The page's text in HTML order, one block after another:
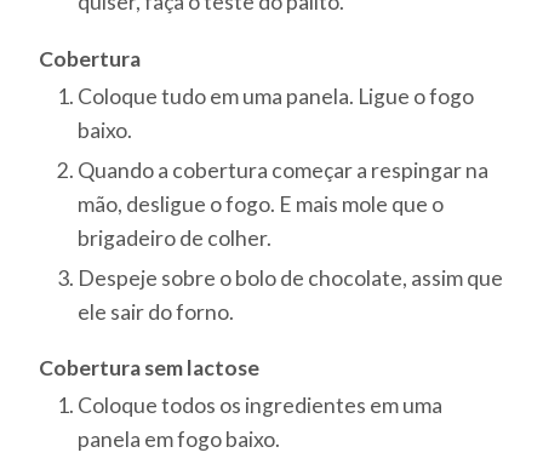
Cobertura
Coloque tudo em uma panela. Ligue o fogo
baixo.
Quando a cobertura começar a respingar na
mão, desligue o fogo. E mais mole que o
brigadeiro de colher.
Despeje sobre o bolo de chocolate, assim que
ele sair do forno.
Cobertura sem lactose
Coloque todos os ingredientes em uma
panela em fogo baixo.